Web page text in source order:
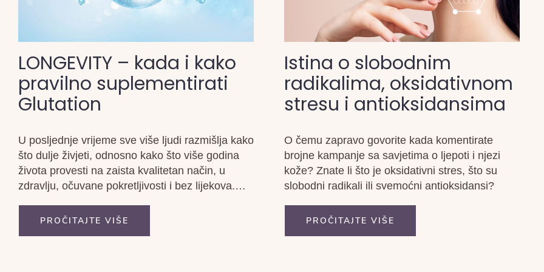
LONGEVITY – kada i kako
pravilno suplementirati
Glutation
U posljednje vrijeme sve više ljudi razmišlja kako
što dulje živjeti, odnosno kako što više godina
života provesti na zaista kvalitetan način, u
zdravlju, očuvane pokretljivosti i bez lijekova.
na tu temu i područje je postalo jedva pregledno.
PROČITAJTE VIŠE
Istina o slobodnim
radikalima, oksidativnom
stresu i antioksidansima
O čemu zapravo govorite kada komentirate
brojne kampanje sa savjetima o ljepoti i njezi
kože? Znate li što je oksidativni stres, što su
slobodni radikali ili svemoćni antioksidansi?
PROČITAJTE VIŠE